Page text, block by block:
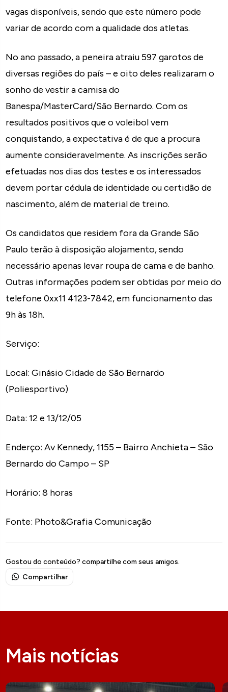
vagas disponíveis, sendo que este número pode
variar de acordo com a qualidade dos atletas.
No ano passado, a peneira atraiu 597 garotos de
diversas regiões do país – e oito deles realizaram o
sonho de vestir a camisa do
Banespa/MasterCard/São Bernardo. Com os
resultados positivos que o voleibol vem
conquistando, a expectativa é de que a procura
aumente consideravelmente. As inscrições serão
efetuadas nos dias dos testes e os interessados
devem portar cédula de identidade ou certidão de
nascimento, além de material de treino.
Os candidatos que residem fora da Grande São
Paulo terão à disposição alojamento, sendo
necessário apenas levar roupa de cama e de banho.
Outras informações podem ser obtidas por meio do
telefone 0xx11 4123-7842, em funcionamento das
9h às 18h.
Serviço:
Local: Ginásio Cidade de São Bernardo
(Poliesportivo)
Data: 12 e 13/12/05
Enderço: Av Kennedy, 1155 – Bairro Anchieta – São
Bernardo do Campo – SP
Horário: 8 horas
Fonte: Photo&Grafia Comunicação
Gostou do conteúdo? compartilhe com seus amigos.
Compartilhar
Mais notícias